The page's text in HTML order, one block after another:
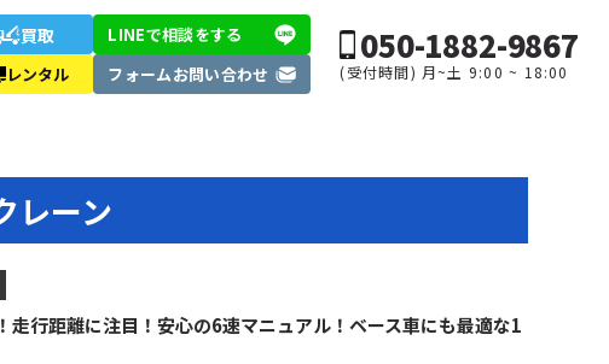
買取
レンタル
LINEで相談をする
フォームお問い合わせ
050-1882-9867
(受付時間) 月~土 9:00 ~ 18:00
レーン
行距離に注目！安心の6速マニュアル！ベース車にも最適な1